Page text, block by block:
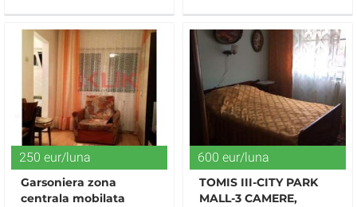
250 eur/luna
Garsoniera zona
centrala mobilata
600 eur/luna
TOMIS III-CITY PARK
MALL-3 CAMERE,